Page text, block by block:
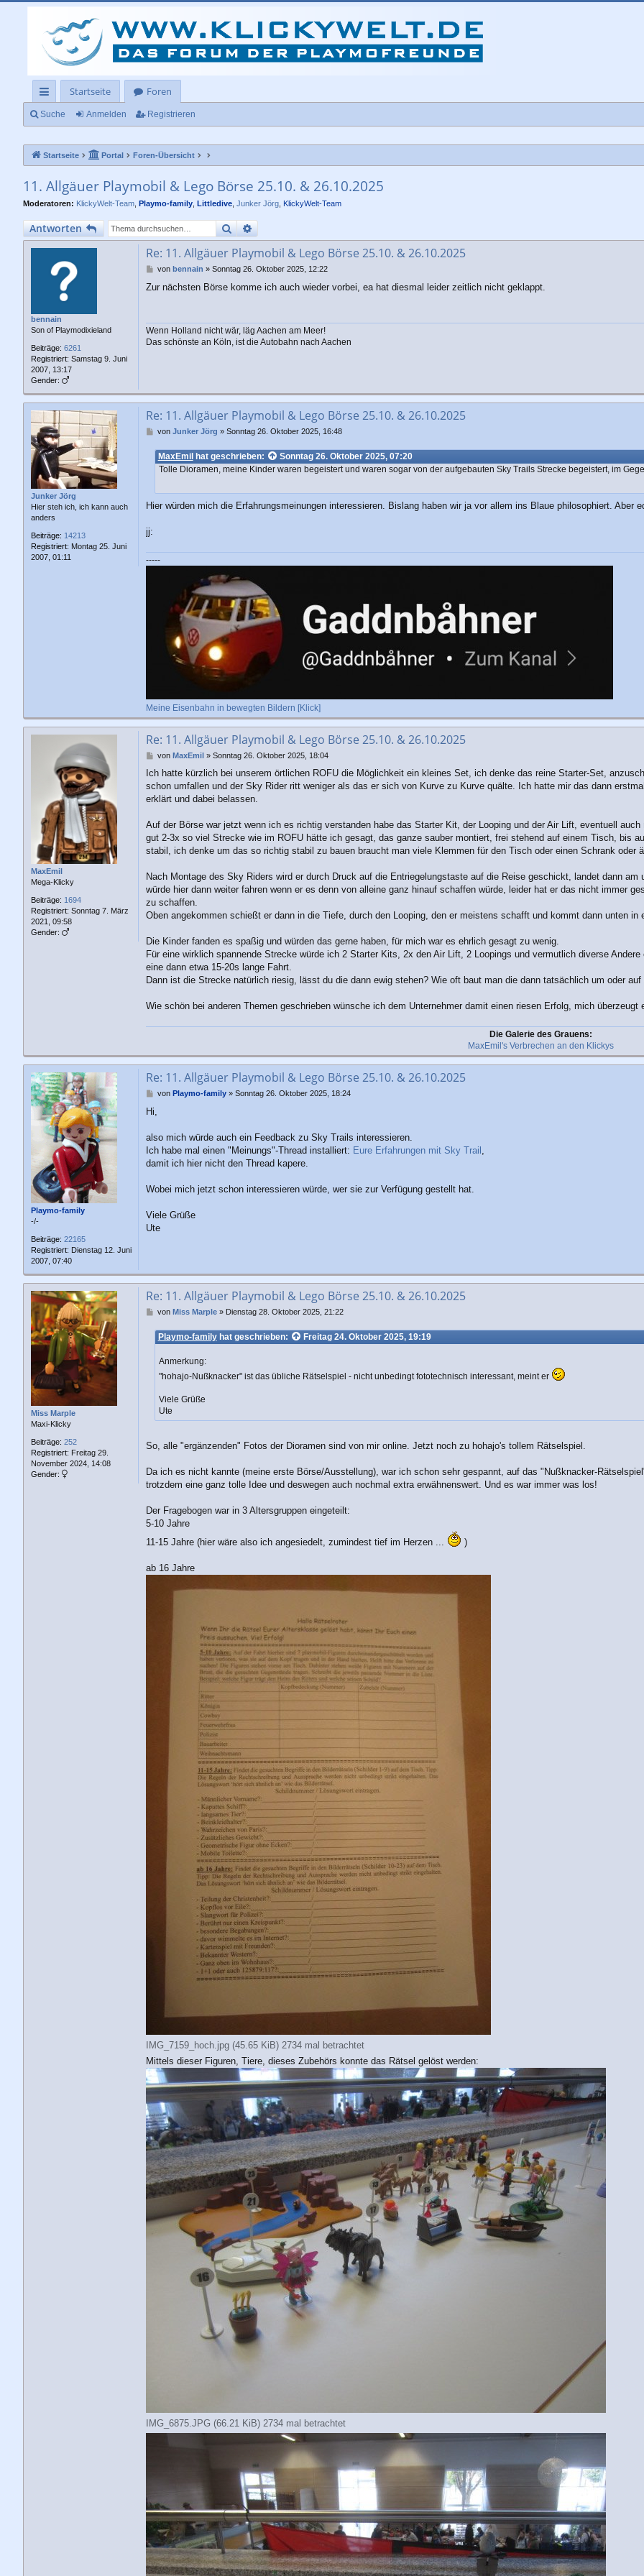
ch
llz
ug
rif
f
Startseite
Foren
Suche Anmelden Registrieren
Startseite Portal Foren-Übersicht
11. Allgäuer Playmobil & Lego Börse 25.10. & 26.10.2025
Moderatoren: KlickyWelt-Team Playmo-family Littledive Junker Jörg KlickyWelt-Team
Antworten SucheErweiterte Suche
bennain
Son of Playmodixieland
Beiträge: 6261
Registriert: Samstag 9. Juni
2007, 13:17
Gender:
Re: 11. Allgäuer Playmobil & Lego Börse 25.10. & 26.10.2025
B
i
a
g
von bennain » Sonntag 26. Oktober 2025, 12:22
Zur nächsten Börse komme ich auch wieder vorbei, ea hat diesmal leider zeitlich nicht geklappt.
Wenn Holland nicht wär, läg Aachen am Meer!
Das schönste an Köln, ist die Autobahn nach Aachen
Junker Jörg
Hier steh ich, ich kann auch
anders
Beiträge: 14213
Registriert: Montag 25. Juni
2007, 01:11
Re: 11. Allgäuer Playmobil & Lego Börse 25.10. & 26.10.2025
B
i
t
g
von Junker Jörg » Sonntag 26. Oktober 2025, 16:48
MaxEmilhat geschrieben:
Sonntag 26. Oktober 2025, 07:20
Tolle Dioramen, meine Kinder waren begeistert und waren sogar von der aufgebauten Sky Trails Strecke begeistert, im
Hier würden mich die Erfahrungsmeinungen interessieren. Bislang haben wir ja vor allem ins Blaue philosophiert. Aber
jj:
-----
Meine Eisenbahn in bewegten Bildern [Klick]
MaxEmil
Mega-Klicky
Beiträge: 1694
Registriert: Sonntag 7. März
2021, 09:58
Gender:
Re: 11. Allgäuer Playmobil & Lego Börse 25.10. & 26.10.2025
B
i
t
r
g
von MaxEmil» Sonntag 26. Oktober 2025, 18:04
Ich hatte kürzlich bei unserem örtlichen ROFU die Möglichkeit ein kleines Set, ich denke das reine Starter-Set,
schon umfallen und der Sky Rider ritt weniger als das er sich von Kurve zu Kurve quälte. Ich hatte mir das dann
erklärt und dabei belassen.
Auf der Börse war jetzt wenn ich es richtig verstanden habe das Starter Kit, der Looping und der Air Lift, eventuell
gut 2-3x so viel Strecke wie im ROFU hätte ich gesagt, das ganze sauber montiert, frei stehend auf einem Tisch, bis
stabil, ich denke um das so richtig stabil zu bauen braucht man viele Klemmen für den Tisch oder einen Schrank oder
Nach Montage des Sky Riders wird er durch Druck auf die Entriegelungstaste auf die Reise geschickt, landet dann
würde hier dann weiter fahren wenn er es denn von alleine ganz hinauf schaffen würde, leider hat er das nicht immer
zu schaffen.
Oben angekommen schießt er dann in die Tiefe, durch den Looping, den er meistens schafft und kommt dann unten in
Die Kinder fanden es spaßig und würden das gerne haben, für mich war es ehrlich gesagt zu wenig.
Für eine wirklich spannende Strecke würde ich 2 Starter Kits, 2x den Air Lift, 2 Loopings und vermutlich diverse
eine dann etwa 15-20s lange Fahrt.
Dann ist die Strecke natürlich riesig, lässt du die dann ewig stehen? Wie oft baut man die dann tatsächlich um oder auf
Wie schön bei anderen Themen geschrieben wünsche ich dem Unternehmer damit einen riesen Erfolg, mich überzeugt
Die Galerie des Grauens:
MaxEmil's Verbrechen an den Klickys
Playmo-family
-/-
Beiträge: 22165
Registriert: Dienstag 12. Juni
2007, 07:40
Re: 11. Allgäuer Playmobil & Lego Börse 25.10. & 26.10.2025
B
i
r
a
von Playmo-family» Sonntag 26. Oktober 2025, 18:24
Hi,
also mich würde auch ein Feedback zu Sky Trails interessieren.
Ich habe mal einen "Meinungs"-Thread installiert: Eure Erfahrungen mit Sky Trail
damit ich hier nicht den Thread kapere.
Wobei mich jetzt schon interessieren würde, wer sie zur Verfügung gestellt hat.
Viele Grüße
Ute
Miss Marple
Maxi-Klicky
Beiträge: 252
Registriert: Freitag 29.
November 2024, 14:08
Gender:
Re: 11. Allgäuer Playmobil & Lego Börse 25.10. & 26.10.2025
B
i
t
von Miss Marple» Dienstag 28. Oktober 2025, 21:22
Playmo-familyhat geschrieben: Freitag 24. Oktober 2025, 19:19
Anmerkung:
"hohajo-Nußknacker" ist das übliche Rätselspiel - nicht unbedingt fototechnisch interessant, meint er
Viele Grüße
Ute
So, alle "ergänzenden" Fotos der Dioramen sind von mir online. Jetzt noch zu hohajo's tollem Rätselspiel.
Da ich es nicht kannte (meine erste Börse/Ausstellung), war ich schon sehr gespannt, auf das "Nußknacker-
trotzdem eine ganz tolle Idee und deswegen auch nochmal extra erwähnenswert. Und es war immer was los!
Der Fragebogen war in 3 Altersgruppen eingeteilt:
5-10 Jahre
11-15 Jahre (hier wäre also ich angesiedelt, zumindest tief im Herzen ...
)
ab 16 Jahre
IMG_7159_hoch.jpg (45.65 KiB) 2734 mal betrachtet
Mittels dieser Figuren, Tiere, dieses Zubehörs konnte das Rätsel gelöst werden:
IMG_6875.JPG (66.21 KiB) 2734 mal betrachtet